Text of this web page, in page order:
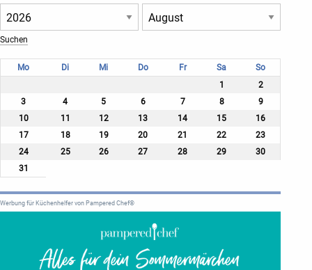
Mo Di Mi Do Fr Sa
So
1
2
3
4 5 6 7 8
9
10
11 12 13 14 15
16
17
18 19 20 21 22
23
24
25 26 27 28 29
30
31
Werbung für Küchenhelfer von Pampered Chef®